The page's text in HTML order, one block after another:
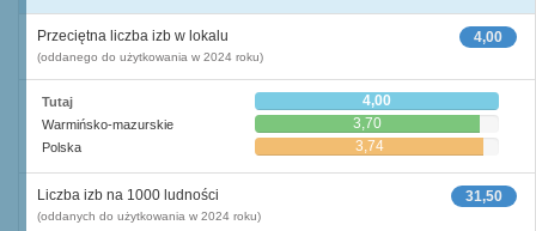
4,00
Przeciętna liczba izb w lokalu
(oddanego do użytkowania w 2024 roku)
Tutaj 4,00
Warmińsko-mazurskie 3,70
Polska 3,74
31,50
Liczba izb na 1000 ludności
(oddanych do użytkowania w 2024 roku)